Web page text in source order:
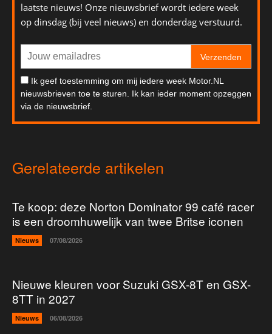
laatste nieuws! Onze nieuwsbrief wordt iedere week
op dinsdag (bij veel nieuws) en donderdag verstuurd.
Verzenden
Ik geef toestemming om mij iedere week Motor.NL
nieuwsbrieven toe te sturen. Ik kan ieder moment opzeggen
via de nieuwsbrief.
Gerelateerde artikelen
Te koop: deze Norton Dominator 99 café racer
is een droomhuwelijk van twee Britse iconen
Nieuws 07/08/2026
Nieuwe kleuren voor Suzuki GSX-8T en GSX-
8TT in 2027
Nieuws 06/08/2026